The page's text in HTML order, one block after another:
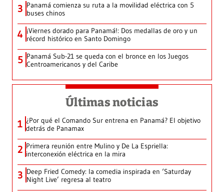
3 Panamá comienza su ruta a la movilidad eléctrica con 5
buses chinos
4 ¡Viernes dorado para Panamá!: Dos medallas de oro y un
récord histórico en Santo Domingo
5 Panamá Sub-21 se queda con el bronce en los Juegos
Centroamericanos y del Caribe
Últimas noticias
1 ¿Por qué el Comando Sur entrena en Panamá? El objetivo
detrás de Panamax
2 Primera reunión entre Mulino y De La Espriella:
interconexión eléctrica en la mira
3 Deep Fried Comedy: la comedia inspirada en ‘Saturday
Night Live’ regresa al teatro